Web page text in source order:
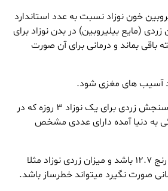
خون نوزاد نسبت به عدد استاندارد
(مایع بیلیروبین) در بدن نوزاد برای
بماند و درمانی برای آن صورت
آسیب های مغزی شود.
به طور مثال در آزمایش سنجش زردی برای یک نوزاد 3 روزه که در
و یا 39 هفتگی به دنیا آمده دارای عددی مشخص
در صورتی که عدد نرمال رنج 12.7 باشد و میزان زردی نوزاد مثلا